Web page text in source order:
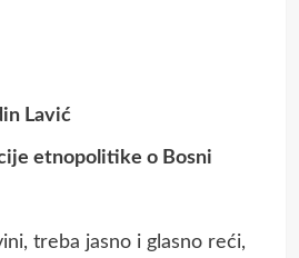
Lavić
etnopolitike o Bosni
treba jasno i glasno reći,